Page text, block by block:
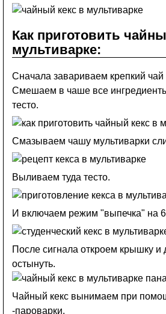
Как приготовить
мультиварке:
Сначала завариваем крепкий чай
Смешаем в чаше все
тесто.
Смазываем чашу мультиварки
Выливаем туда тесто.
И включаем режим "выпечка" на
После сигнала откроем крышку и
остынуть.
Чайный кекс вынимаем при
-пароварки.